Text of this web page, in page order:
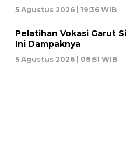
5 Agustus 2026 | 19:36 WIB
Pelatihan Vokasi Garut
Ini Dampaknya
5 Agustus 2026 | 08:51 WIB